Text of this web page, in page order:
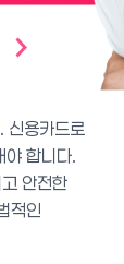
신용카드로
야 합니다.
안전한
적인